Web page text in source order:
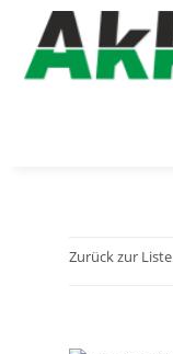
Zurück zur Liste